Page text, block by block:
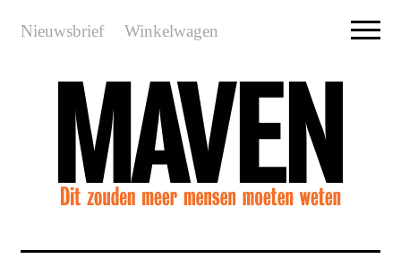
Nieuwsbrief Winkelwagen